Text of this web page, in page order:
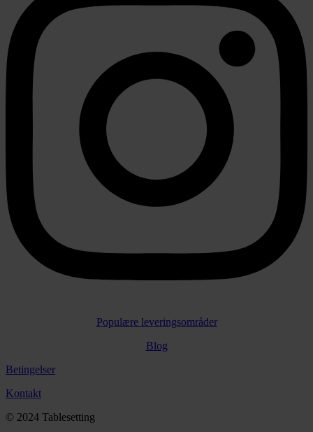
Populære leveringsområder
Blog
Betingelser
Kontakt
© 2024 Tablesetting